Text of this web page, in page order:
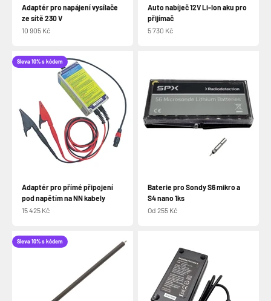
Adaptér pro napájení vysílače
ze sítě 230 V
Prodejní cena
10 905 Kč
Auto nabíječ 12V Li-Ion aku pro
přijímač
Prodejní cena
5 730 Kč
Sleva 10% s kódem
Adaptér pro přímé připojení
pod napětím na NN kabely
Prodejní cena
15 425 Kč
Baterie pro Sondy S6 mikro a
S4 nano 1ks
Prodejní cena
Od 255 Kč
Sleva 10% s kódem